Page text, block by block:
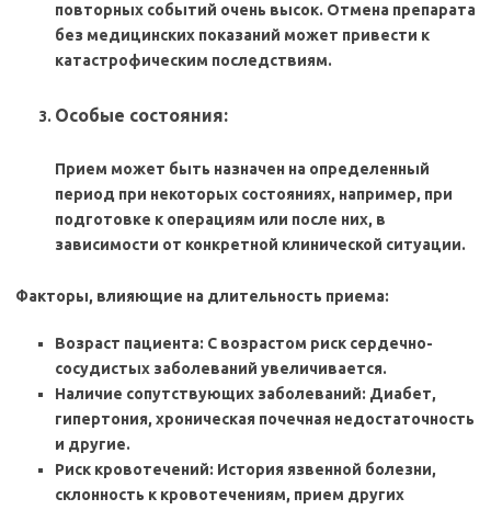
повторных событий очень высок. Отмена препарата
без медицинских показаний может привести к
катастрофическим последствиям.
Особые состояния:
Прием может быть назначен на определенный
период при некоторых состояниях, например, при
подготовке к операциям или после них, в
зависимости от конкретной клинической ситуации.
Факторы, влияющие на длительность приема:
Возраст пациента: С возрастом риск сердечно-
сосудистых заболеваний увеличивается.
Наличие сопутствующих заболеваний: Диабет,
гипертония, хроническая почечная недостаточность
и другие.
Риск кровотечений: История язвенной болезни,
склонность к кровотечениям, прием других